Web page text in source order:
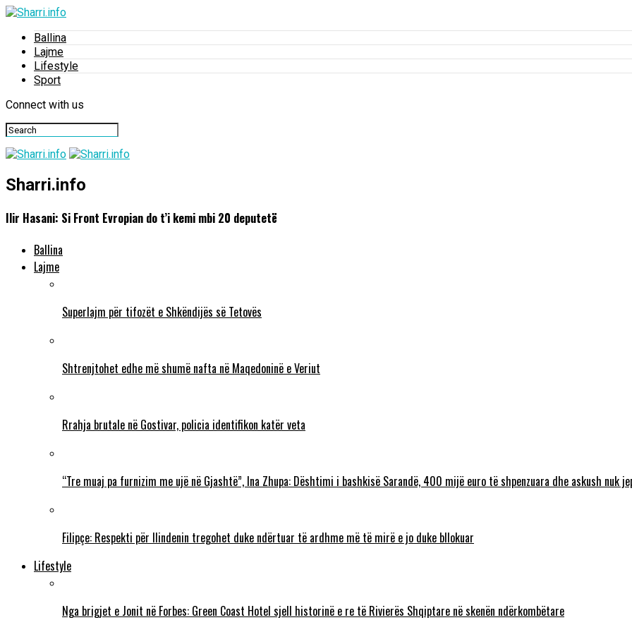
Ballina
Lajme
Lifestyle
Sport
Connect with us
Sharri.info
Ilir Hasani: Si Front Evropian do t’i kemi mbi 20 deputetë
Ballina
Lajme
Superlajm për tifozët e Shkëndijës së Tetovës
Shtrenjtohet edhe më shumë nafta në Maqedoninë e Veriut
Rrahja brutale në Gostivar, policia identifikon katër veta
“Tre muaj pa furnizim me ujë në Gjashtë”, Ina Zhupa: Dështimi i bashkisë Sarandë, 400 mijë euro të shpenzuara dhe askush nuk
Filipçe: Respekti për Ilindenin tregohet duke ndërtuar të ardhme më të mirë e jo duke bllokuar
Lifestyle
Nga brigjet e Jonit në Forbes: Green Coast Hotel sjell historinë e re të Rivierës Shqiptare në skenën ndërkombëtare